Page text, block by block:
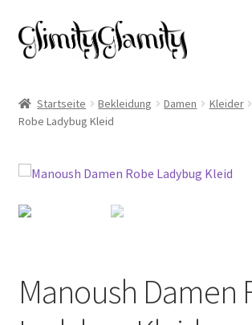
Zur
Navigation
Zum
Inhalt
Cookie-Richtlinie (EU)
Datenschutz
Impressum
Mein Konto
Startseite Bekleidung Damen Kleider
Robe Ladybug Kleid
Manoush Damen